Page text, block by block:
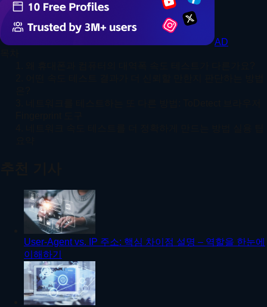
AD
User-Agent vs. IP 주소: 핵심 차이점 설명 – 역할을 한눈에
이해하기